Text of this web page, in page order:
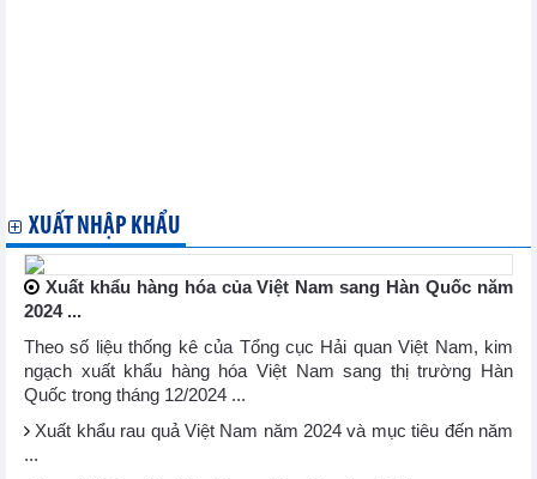
XUẤT NHẬP KHẨU
Xuất khẩu hàng hóa của Việt Nam sang Hàn Quốc năm
2024 ...
Theo số liệu thống kê của Tổng cục Hải quan Việt Nam, kim
ngạch xuất khẩu hàng hóa Việt Nam sang thị trường Hàn
Quốc trong tháng 12/2024 ...
Xuất khẩu rau quả Việt Nam năm 2024 và mục tiêu đến năm
...